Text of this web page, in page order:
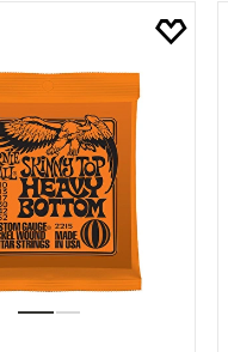
Arası
ve Üzeri